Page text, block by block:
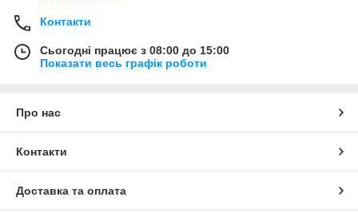
Контакти
Сьогодні працює з 08:00 до 15:00
Показати весь графік роботи
Про нас
Контакти
Доставка та оплата